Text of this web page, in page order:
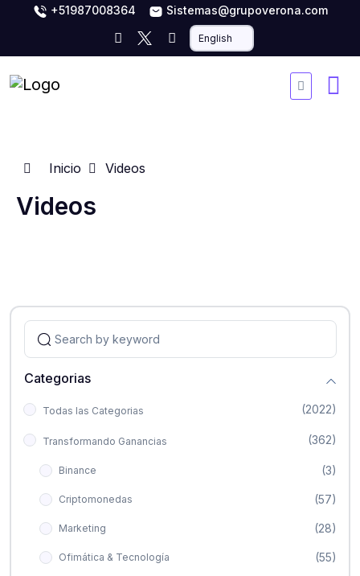
+51987008364 Sistemas@grupoverona.com
Inicio Videos
Videos
Categorias
Todas las Categorias (2022)
Transformando Ganancias (362)
Binance (3)
Criptomonedas (57)
Marketing (28)
Ofimática & Tecnología (55)